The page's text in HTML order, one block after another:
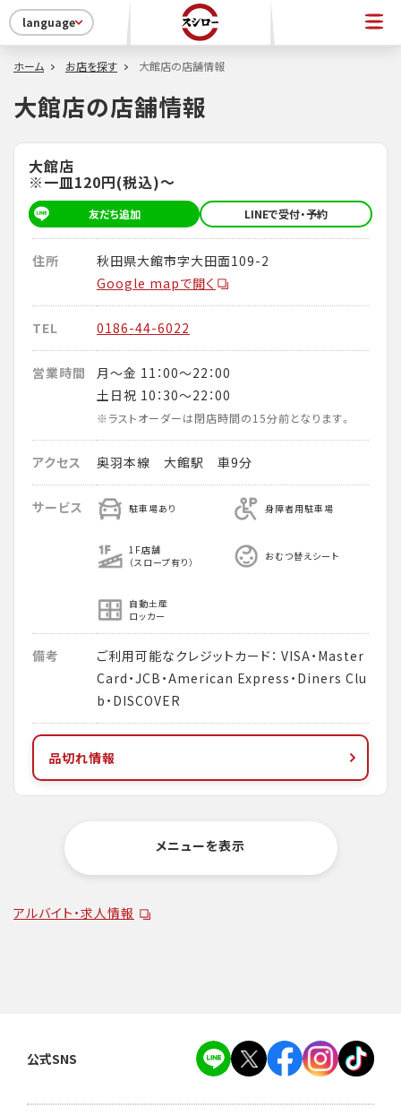
language
ホーム お店を探す 大館店の店舗情報
大館店の店舗情報
大館店
※一皿120円(税込)～
友だち追加 LINEで受付・予約
住所
秋田県大館市字大田面109-2
Google mapで開く
TEL 0186-44-6022
営業時間
月～金 11：00～22：00
土日祝 10：30～22：00
※ラストオーダーは閉店時間の15分前となります。
アクセス 奥羽本線 大館駅 車9分
サービス 駐車場あり 身障者用駐車場
1F店舗
（スロープ有り）
おむつ替えシート
自動土産
ロッカー
備考
ご利用可能なクレジットカード： VISA・Master
Card・JCB・American Express・Diners Clu
b・DISCOVER
品切れ情報
メニューを表示
アルバイト・求人情報
公式SNS